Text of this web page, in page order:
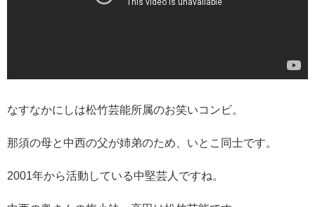
なすなかにしは松竹芸能所属のお笑いコンビ。
那須の母と中西の父が姉弟のため、いとこ同士です。
2001年から活動している中堅芸人ですね。